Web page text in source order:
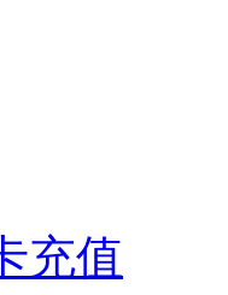
充值